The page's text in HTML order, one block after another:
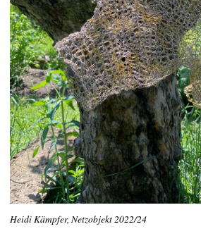
Heidi Kämpfer, Netzobjekt 2022/24